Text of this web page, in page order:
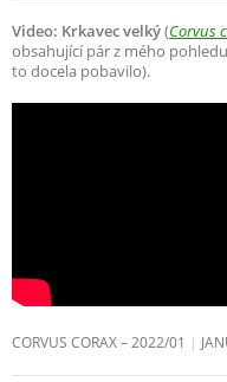
Video: Krkavec velký(Corvus
obsahující pár z mého
to docela pobavilo).
CORVUS CORAX – 2022/01